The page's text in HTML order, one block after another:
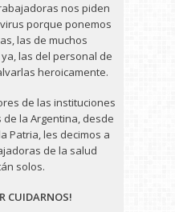
nos piden
porque ponemos
las de muchos
las del personal de
heroicamente.
de las instituciones
la Argentina, desde
Patria, les decimos a
de la salud
solos.
CUIDARNOS!